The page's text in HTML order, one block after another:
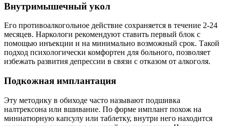
Внутримышечный укол
Его противоалкогольное действие сохраняется в течение 2-24
месяцев. Наркологи рекомендуют ставить первый блок с
помощью инъекции и на минимально возможный срок. Такой
подход психологически комфортен для больного, позволяет
избежать развития депрессии в связи с отказом от алкоголя.
Подкожная имплантация
Эту методику в обиходе часто называют подшивка
налтрексона или вшивание. По форме имплант похож на
миниатюрную капсулу или таблетку, внутри него находится